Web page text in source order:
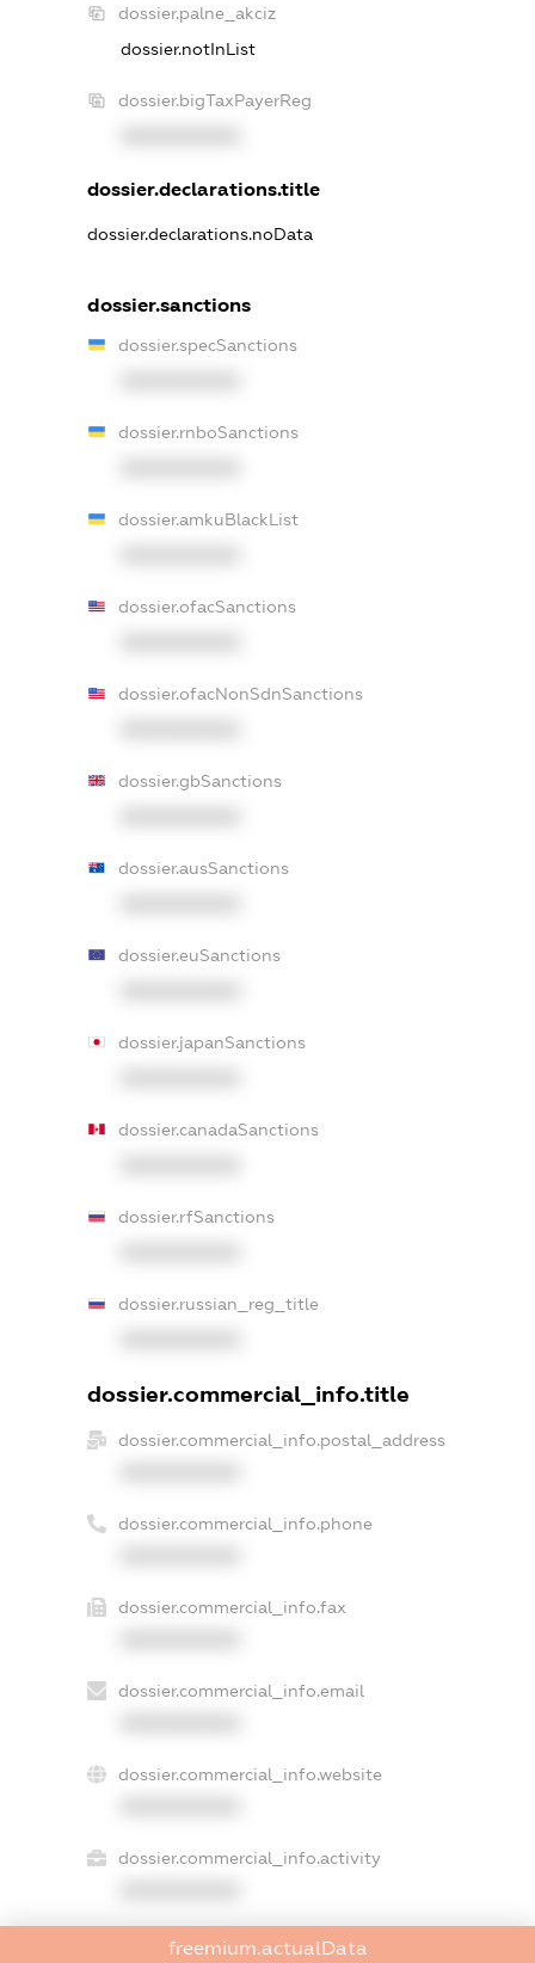
dossier.palne_akciz
dossier.notInList
dossier.bigTaxPayerReg
dossier.declarations.title
dossier.declarations.noData
dossier.sanctions
dossier.specSanctions
dossier.rnboSanctions
dossier.amkuBlackList
dossier.ofacSanctions
dossier.ofacNonSdnSanctions
dossier.gbSanctions
dossier.ausSanctions
dossier.euSanctions
dossier.japanSanctions
dossier.canadaSanctions
dossier.rfSanctions
dossier.russian_reg_title
dossier.commercial_info.title
dossier.commercial_info.postal_address
dossier.commercial_info.phone
dossier.commercial_info.fax
dossier.commercial_info.email
dossier.commercial_info.website
dossier.commercial_info.activity
freemium.actualData